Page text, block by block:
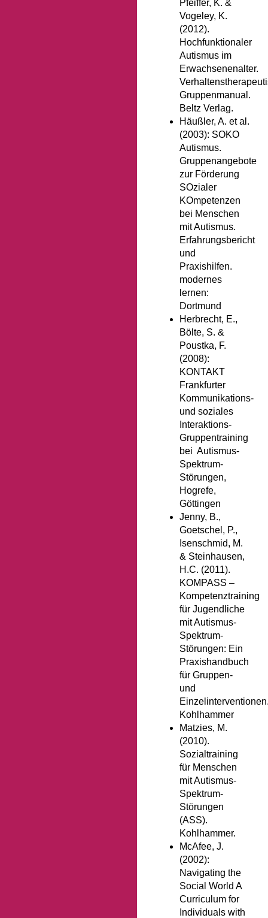
Pfeiffer, K. &
Vogeley, K.
(2012).
Hochfunktionaler
Autismus im
Erwachsenenalter.
Gruppenmanual.
Beltz Verlag.
Häußler, A. et al.
(2003): SOKO
Autismus.
Gruppenangebote
zur Förderung
SOzialer
KOmpetenzen
bei Menschen
mit Autismus.
Erfahrungsbericht
und
Praxishilfen.
modernes
lernen:
Dortmund
Herbrecht, E.,
Bölte, S. &
Poustka, F.
(2008):
KONTAKT
Frankfurter
Kommunikations-
und soziales
Interaktions-
Gruppentraining
bei Autismus-
Spektrum-
Störungen,
Hogrefe,
Göttingen
Jenny, B.,
Goetschel, P.,
Isenschmid, M.
& Steinhausen,
H.C. (2011).
KOMPASS –
Kompetenztraining
für Jugendliche
mit Autismus-
Spektrum-
Störungen: Ein
Praxishandbuch
für Gruppen-
und
Kohlhammer
Matzies, M.
(2010).
Sozialtraining
für Menschen
mit Autismus-
Spektrum-
Störungen
(ASS).
Kohlhammer.
McAfee, J.
(2002):
Navigating the
Social World A
Curriculum for
Individuals with